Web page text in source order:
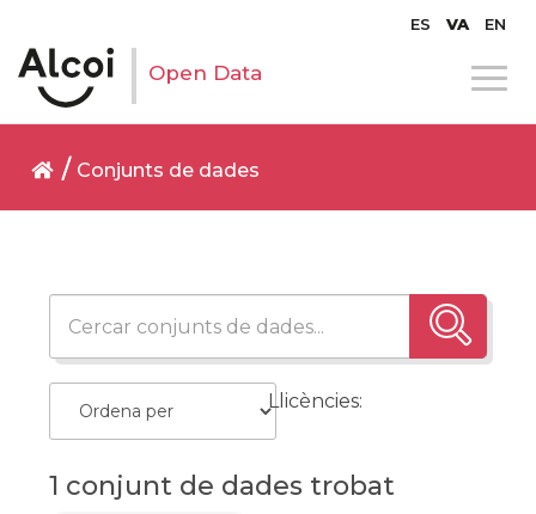
ES VA EN
Open Data
Conjunts de dades
1 conjunt de dades trobat
Llicències: